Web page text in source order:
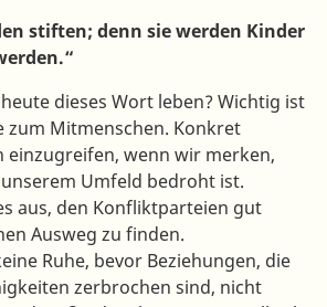
stiften; denn sie werden Kinder
dieses Wort leben? Wichtig ist
zum Mitmenschen. Konkret
einzugreifen, wenn wir merken,
Umfeld bedroht ist.
aus, den Konfliktparteien gut
Ausweg zu finden.
Ruhe, bevor Beziehungen, die
zerbrochen sind, nicht